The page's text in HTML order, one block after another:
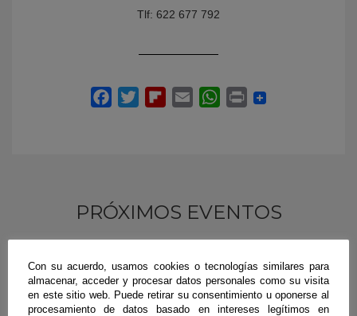
Tlf: 622 677 792
PRÓXIMOS EVENTOS
Con su acuerdo, usamos cookies o tecnologías similares para
almacenar, acceder y procesar datos personales como su visita
en este sitio web. Puede retirar su consentimiento u oponerse al
procesamiento de datos basado en intereses legítimos en